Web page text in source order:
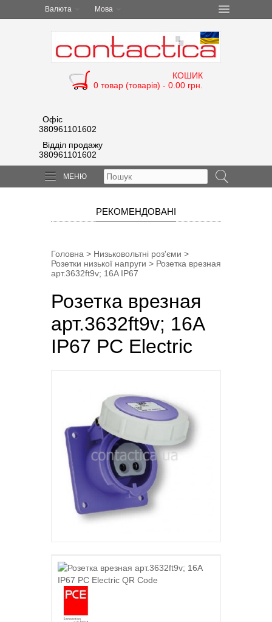
Валюта Мова
КОШИК
0 товар (товарів) - 0.00 грн.
Офіс
380961101602
Відділ продажу
380961101602
МЕНЮ
РЕКОМЕНДОВАНІ
Головна > Низьковольтні роз'єми >
Розетки низької напруги > Розетка врезная
арт.3632ft9v; 16A IP67
Розетка врезная
арт.3632ft9v; 16A
IP67 PC Electric